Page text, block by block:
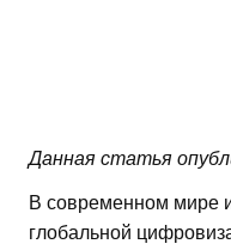
Данная статья
В современном мире
глобальной